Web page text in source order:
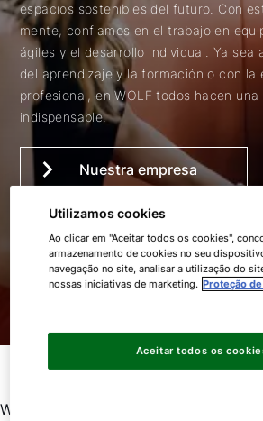
espacios sostenibles del futuro. Con
mente, confiamos en el trabajo en
ágiles y el desarrollo individual. Ya sea
del aprendizaje y la formación o con la
profesional, en WOLF todos hacen
indispensable.
Nuestra empresa
Vacantes
Proceso de solicitud
Nuestra propuesta
WOLF ofrece orientación
Utilizamos cookies
Ao clicar em "Aceitar todos os cookies",
armazenamento de cookies no seu
navegação no site, analisar a utilização do
nossas iniciativas de marketing. Proteção
Aceitar todos os